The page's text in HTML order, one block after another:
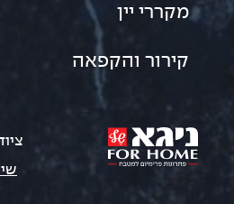
מקררי יין
קירור והקפאה